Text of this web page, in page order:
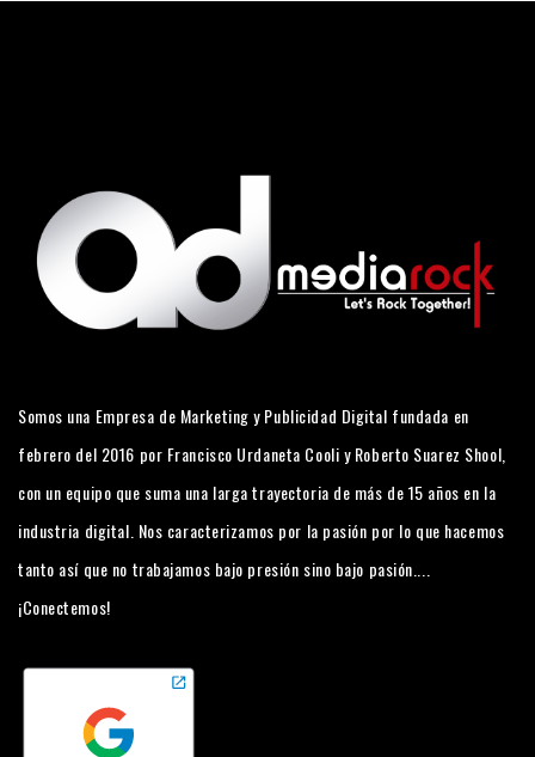
Somos una Empresa de Marketing y Publicidad Digital fundada en
febrero del 2016 por Francisco Urdaneta Cooli y Roberto Suarez Shool,
con un equipo que suma una larga trayectoria de más de 15 años en la
industria digital. Nos caracterizamos por la pasión por lo que hacemos
tanto así que no trabajamos bajo presión sino bajo pasión....
¡Conectemos!